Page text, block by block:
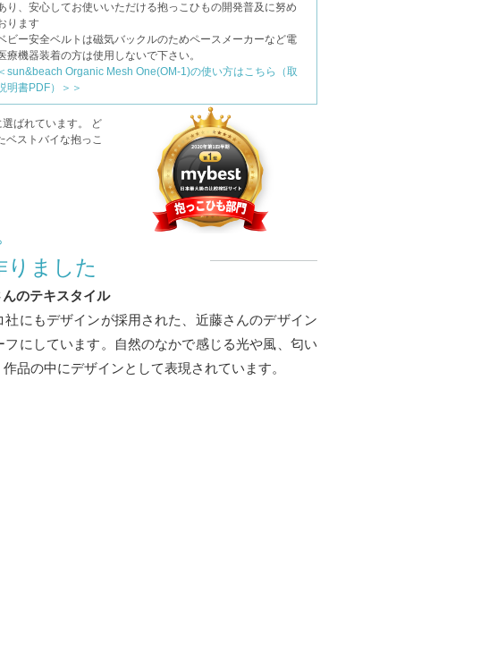
り、安心してお使いいただける抱っこひもの開発普及に努め
ります
ビー安全ベルトは磁気バックルのためペースメーカーなど電
療機器装着の方は使用しないで下さい。
sun&beach Organic Mesh One(OM-1)の使い方はこちら（取
明書PDF）＞＞
ばれています。 ど
ベストバイな抱っこ
りました
のテキスタイル
にもデザインが採用された、近藤さんのデザイン
にしています。自然のなかで感じる光や風、匂い
品の中にデザインとして表現されています。